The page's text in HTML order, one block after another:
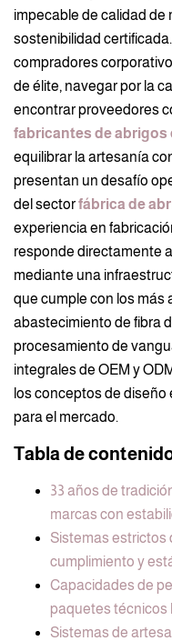
impecable de calidad de
sostenibilidad
compradores
de élite, navegar por la
encontrar proveedores
fabricantes de abrigos
equilibrar la artesanía
presentan un desafío
del sectorfábrica de
experiencia en
responde directamente
mediante una
que cumple con los más
abastecimiento de fibra
procesamiento de
integrales de OEM y
los conceptos de diseño
para el mercado.
Tabla de
33 años de
marcas con
Sistemas estrictos
cumplimiento y
Capacidades de
paquetes técnicos
Sistemas de